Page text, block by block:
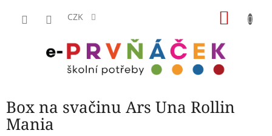
CZK
Box na svačinu Ars Una Rollin
Mania